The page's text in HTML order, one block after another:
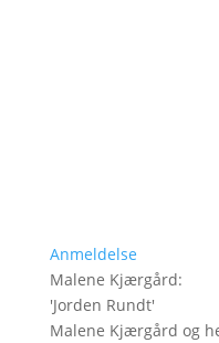
Anmeldelse
Malene Kjærgård:
'Jorden Rundt'
Malene Kjærgård og